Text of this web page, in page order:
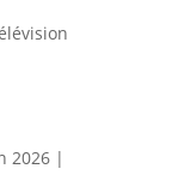
2026|